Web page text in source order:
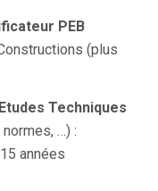
PEB
(plus
Techniques
…) :
années